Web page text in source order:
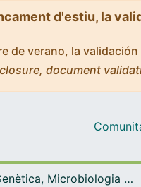
d'estiu, la
de verano, la
document
Genètica, Microbiologia i Estadística